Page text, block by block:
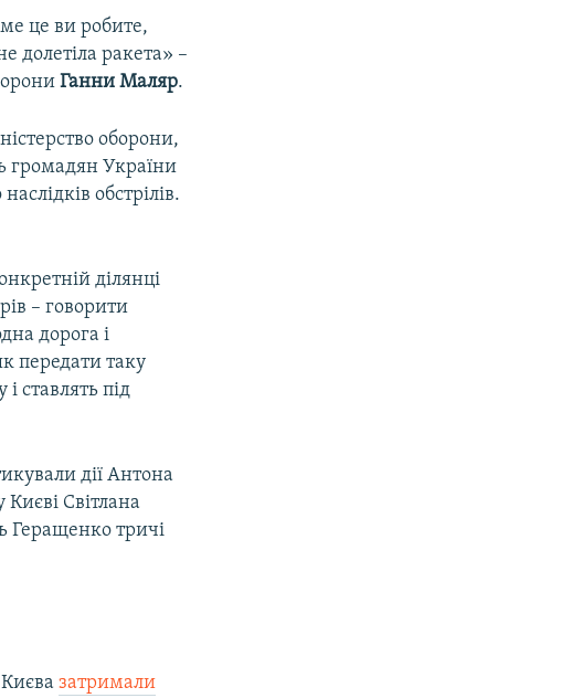
це ви робите,
долетіла ракета» –
Ганни Маляр.
оборони,
громадян України
обстрілів.
ділянці
– говорити
дорога і
передати таку
ставлять під
дії Антона
Світлана
Геращенко тричі
Києвазатримали